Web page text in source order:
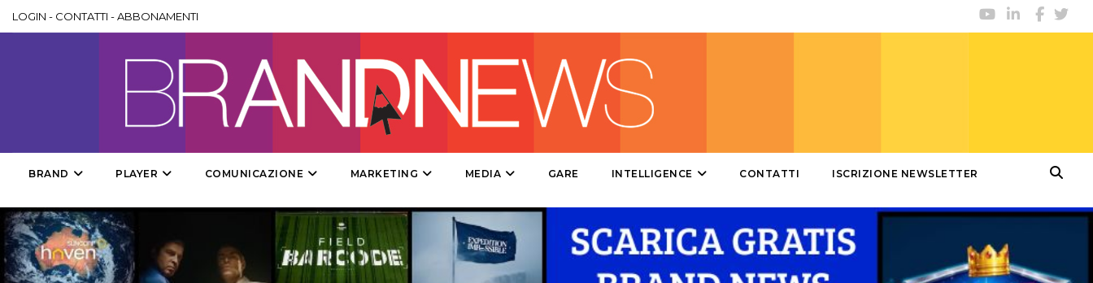
DESIGN
LOGIN - CONTATTI -ABBONAMENTI
BRAND PLAYER COMUNICAZIONE MARKETING MEDIA GARE INTELLIGENCE CONTATTI ISCRIZIONE NEWSLETTER